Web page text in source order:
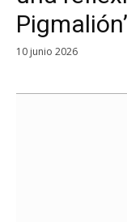
Pigmalión’
10 junio 2026